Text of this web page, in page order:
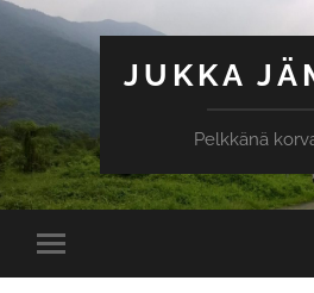
JUKKA
Pelkkänä
Toggle
mobile